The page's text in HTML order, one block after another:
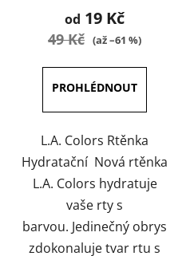
produktu
5
hvězdiček.
od 19 Kč
49 Kč (až –61 %)
L.A. Colors Rtěnka
Hydratační Nová rtěnka
L.A. Colors hydratuje
vaše rty s
barvou. Jedinečný obrys
zdokonaluje tvar rtu s